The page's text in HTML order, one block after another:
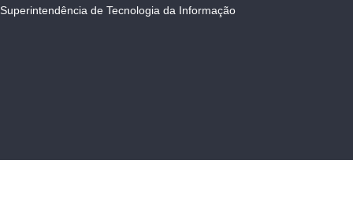
Superintendência de Tecnologia da Informação